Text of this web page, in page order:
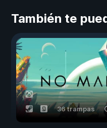
También te
36 trampas